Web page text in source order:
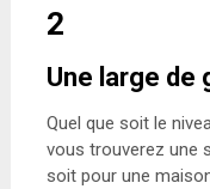
2
Une large de
Quel que soit le
vous trouverez une
soit pour une